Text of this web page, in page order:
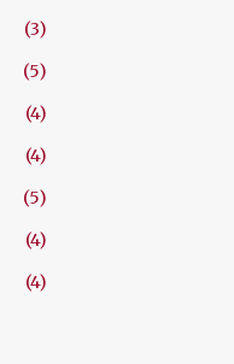
3
5
4
4
5
4
4